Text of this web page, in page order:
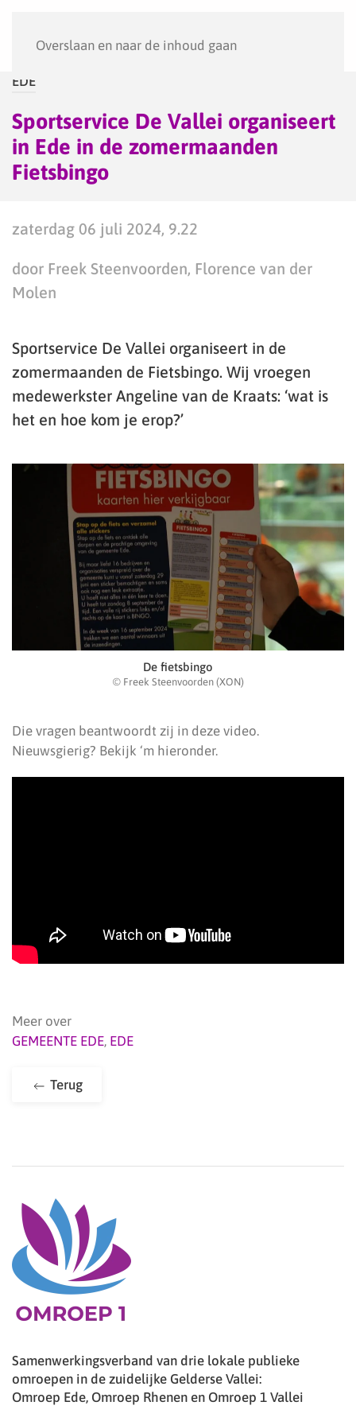
Overslaan en naar de inhoud gaan
EDE
Sportservice De Vallei organiseert
in Ede in de zomermaanden
Fietsbingo
zaterdag 06 juli 2024, 9.22
door Freek Steenvoorden, Florence van der
Molen
Sportservice De Vallei organiseert in de
zomermaanden de Fietsbingo. Wij vroegen
medewerkster Angeline van de Kraats: ‘wat is
het en hoe kom je erop?’
De fietsbingo
© Freek Steenvoorden (XON)
Die vragen beantwoordt zij in deze video.
Nieuwsgierig? Bekijk ‘m hieronder.
Meer over
GEMEENTE EDE, EDE
Terug
Samenwerkingsverband van drie lokale publieke
omroepen in de zuidelijke Gelderse Vallei:
Omroep Ede, Omroep Rhenen en Omroep 1 Vallei